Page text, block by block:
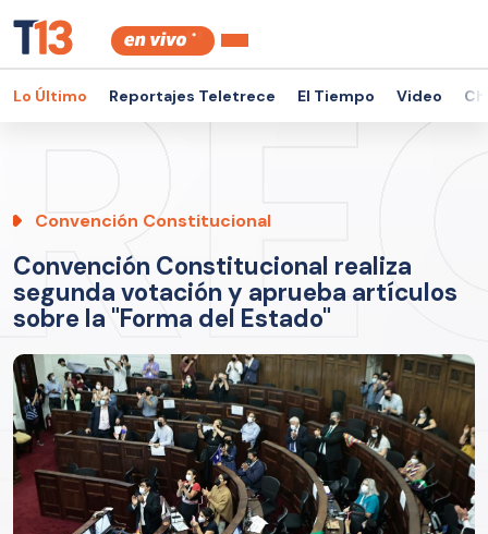
Lo Último Reportajes Teletrece El Tiempo Video
Convención Constitucional
Convención Constitucional realiza
segunda votación y aprueba artículos
sobre la "Forma del Estado"